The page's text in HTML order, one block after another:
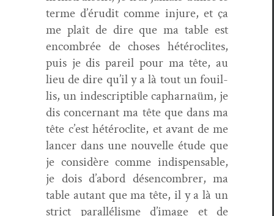
terme d’érudit comme injure, et ça
me plaît de dire que ma table est
encom­brée de choses hétéro­clites,
puis je dis pareil pour ma tête, au
lieu de dire qu’il y a là tout un fouil­
lis, un inde­scriptible caphar­naüm, je
dis con­cer­nant ma tête que dans ma
tête c’est hétéro­clite, et avant de me
lancer dans une nou­velle étude que
je con­sid­ère comme indis­pens­able,
je dois d’abord désen­com­br­er, ma
table autant que ma tête, il y a là un
strict par­al­lélisme d’image et de